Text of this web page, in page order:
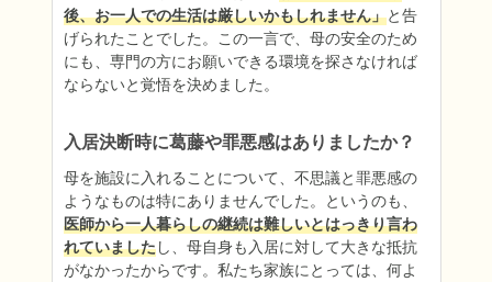
後、お一人での生活は厳しいかもしれません」と告
げられたことでした。この一言で、母の安全のため
にも、専門の方にお願いできる環境を探さなければ
ならないと覚悟を決めました。
入居決断時に葛藤や罪悪感はありましたか？
母を施設に入れることについて、不思議と罪悪感の
ようなものは特にありませんでした。というのも、
医師から一人暮らしの継続は難しいとはっきり言わ
れていましたし、母自身も入居に対して大きな抵抗
がなかったからです。私たち家族にとっては、何よ